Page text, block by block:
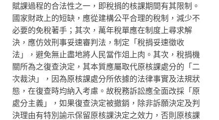
賦課過程的合法性之一，即稅捐的核課期間有其限制。
國家財政上的短缺，應從建構公平合理的稅制，減少不
必要的免稅著手；其次，萬年稅單應在制度上尋求解
決，應仿效刑事妥速審判法，制定「稅捐妥速徵收
法」，避免無止盡地將人民當作俎上肉。其次，稅捐機
關所為之復查決定，其本質應屬取代原核課處分的「二
次裁決」，因為原核課處分所依據的法律事實及法規狀
態，在復查時均納入考慮。故稅務訴訟應全面改採「原
處分主義」，如果復查決定被撤銷，除非訴願決定及判
決理由有特別諭示保留原核課決定之效力，否則原核課